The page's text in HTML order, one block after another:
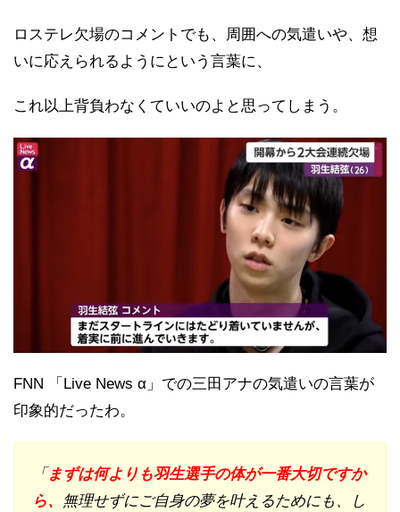
ロステレ欠場のコメントでも、周囲への気遣いや、想
いに応えられるようにという言葉に、
これ以上背負わなくていいのよと思ってしまう。
FNN 「Live News α」での三田アナの気遣いの言葉が
印象的だったわ。
「 まずは何よりも羽生選手の体が一番大切ですか
ら、
無理せずにご自身の夢を叶えるためにも、し